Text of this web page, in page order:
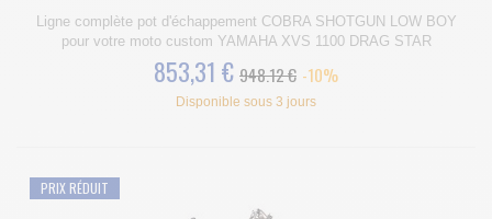
Ligne complète pot d'échappement COBRA SHOTGUN LOW BOY
pour votre moto custom YAMAHA XVS 1100 DRAG STAR
853,31 € 948.12 € -10%
Disponible sous 3 jours
PRIX RÉDUIT